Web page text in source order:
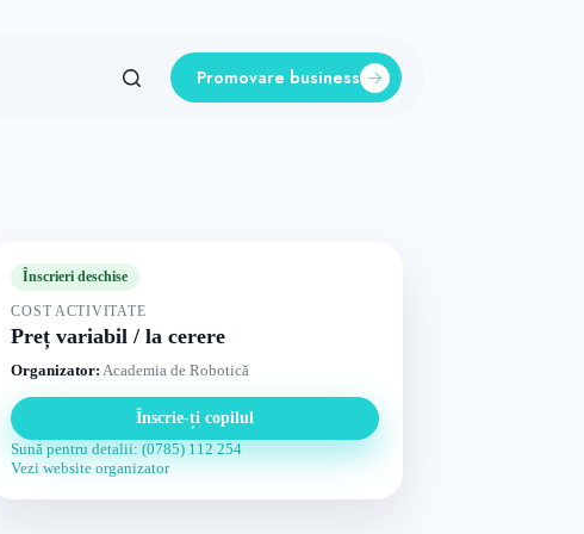
Promovare business
Înscrieri deschise
COST ACTIVITATE
Preț variabil / la cerere
Organizator: Academia de Robotică
Înscrie-ți copilul
Sună pentru detalii: (0785) 112 254
Vezi website organizator